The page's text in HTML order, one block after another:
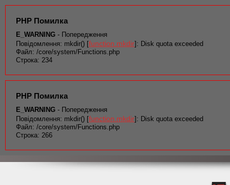
PHP Помилка
E_WARNING - Попередження
Повідомлення: mkdir() [function.mkdir]: Disk quota exceeded
Файл: /core/system/Functions.php
Строка: 234
PHP Помилка
E_WARNING - Попередження
Повідомлення: mkdir() [function.mkdir]: Disk quota exceeded
Файл: /core/system/Functions.php
Строка: 266